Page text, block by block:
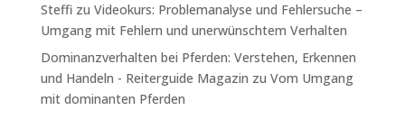
Steffizu Videokurs: Problemanalyse und Fehlersuche –
Umgang mit Fehlern und unerwünschtem Verhalten
Dominanzverhalten bei Pferden: Verstehen, Erkennen
und Handeln - Reiterguide Magazin zu Vom Umgang
mit dominanten Pferden